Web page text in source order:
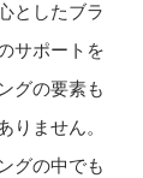
としたブラ
サポートを
グの要素も
りません。
グの中でも